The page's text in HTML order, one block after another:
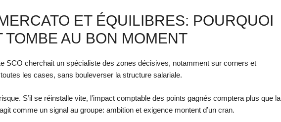
ET ÉQUILIBRES: POURQUOI
TOMBE AU BON MOMENT
SCO cherchait un spécialiste des zones décisives, notamment sur corners et
les cases, sans bouleverser la structure salariale.
S’il se réinstalle vite, l’impact comptable des points gagnés comptera plus que la
comme un signal au groupe: ambition et exigence montent d’un cran.